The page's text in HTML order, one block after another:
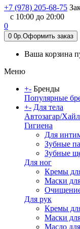
+7 (978) 205-68-75
с 10:00 до 20:00
0
0 0р.Оформить заказ
Ваша корзина
Меню
+- Бренды
Популярные
+- Для тела
Автозагар/
Гигиена
Для
Зубные
Зубные
Для ног
Кремы
Маски
Для рук
Кремы
Маски
Масло